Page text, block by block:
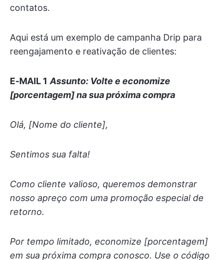
contatos.
Aqui está um exemplo de campanha Drip para
reengajamento e reativação de clientes:
E-MAIL 1 Assunto: Volte e economize
[porcentagem] na sua próxima compra
Olá, [Nome do cliente],
Sentimos sua falta!
Como cliente valioso, queremos demonstrar
nosso apreço com uma promoção especial de
retorno.
Por tempo limitado, economize [porcentagem]
em sua próxima compra conosco. Use o código